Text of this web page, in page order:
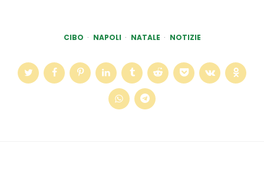
CIBO NAPOLI NATALE NOTIZIE